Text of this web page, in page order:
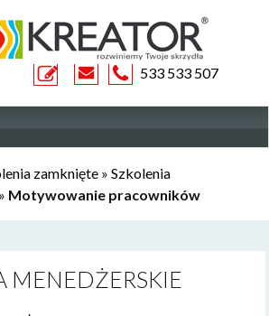
533 533 507
ZAPYTANIE
zamknięte » Szkolenia
» Motywowanie pracowników
MENEDŻERSKIE